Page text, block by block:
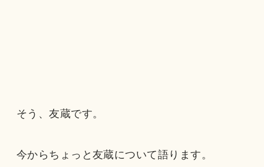
そう、友蔵です。
今からちょっと友蔵について語ります。